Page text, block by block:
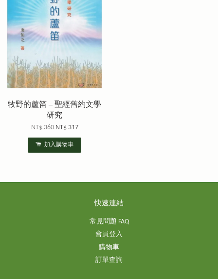
牧野的蘆笛 – 聖經舊約文學
研究
NT$ 360NT$ 317
加入購物車
快速連結
常見問題 FAQ
會員登入
購物車
訂單查詢